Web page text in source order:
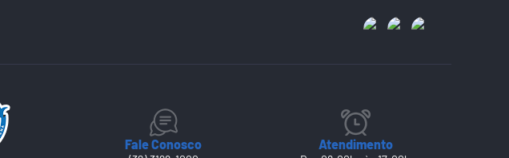
Fale Conosco Atendimento